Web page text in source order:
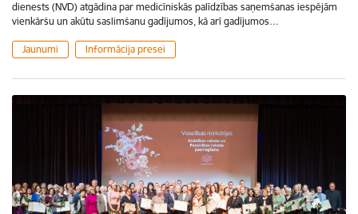
dienests (NVD) atgādina par medicīniskās palīdzības saņemšanas iespējām
vienkāršu un akūtu saslimšanu gadījumos, kā arī gadījumos…
Jaunumi Informācija presei